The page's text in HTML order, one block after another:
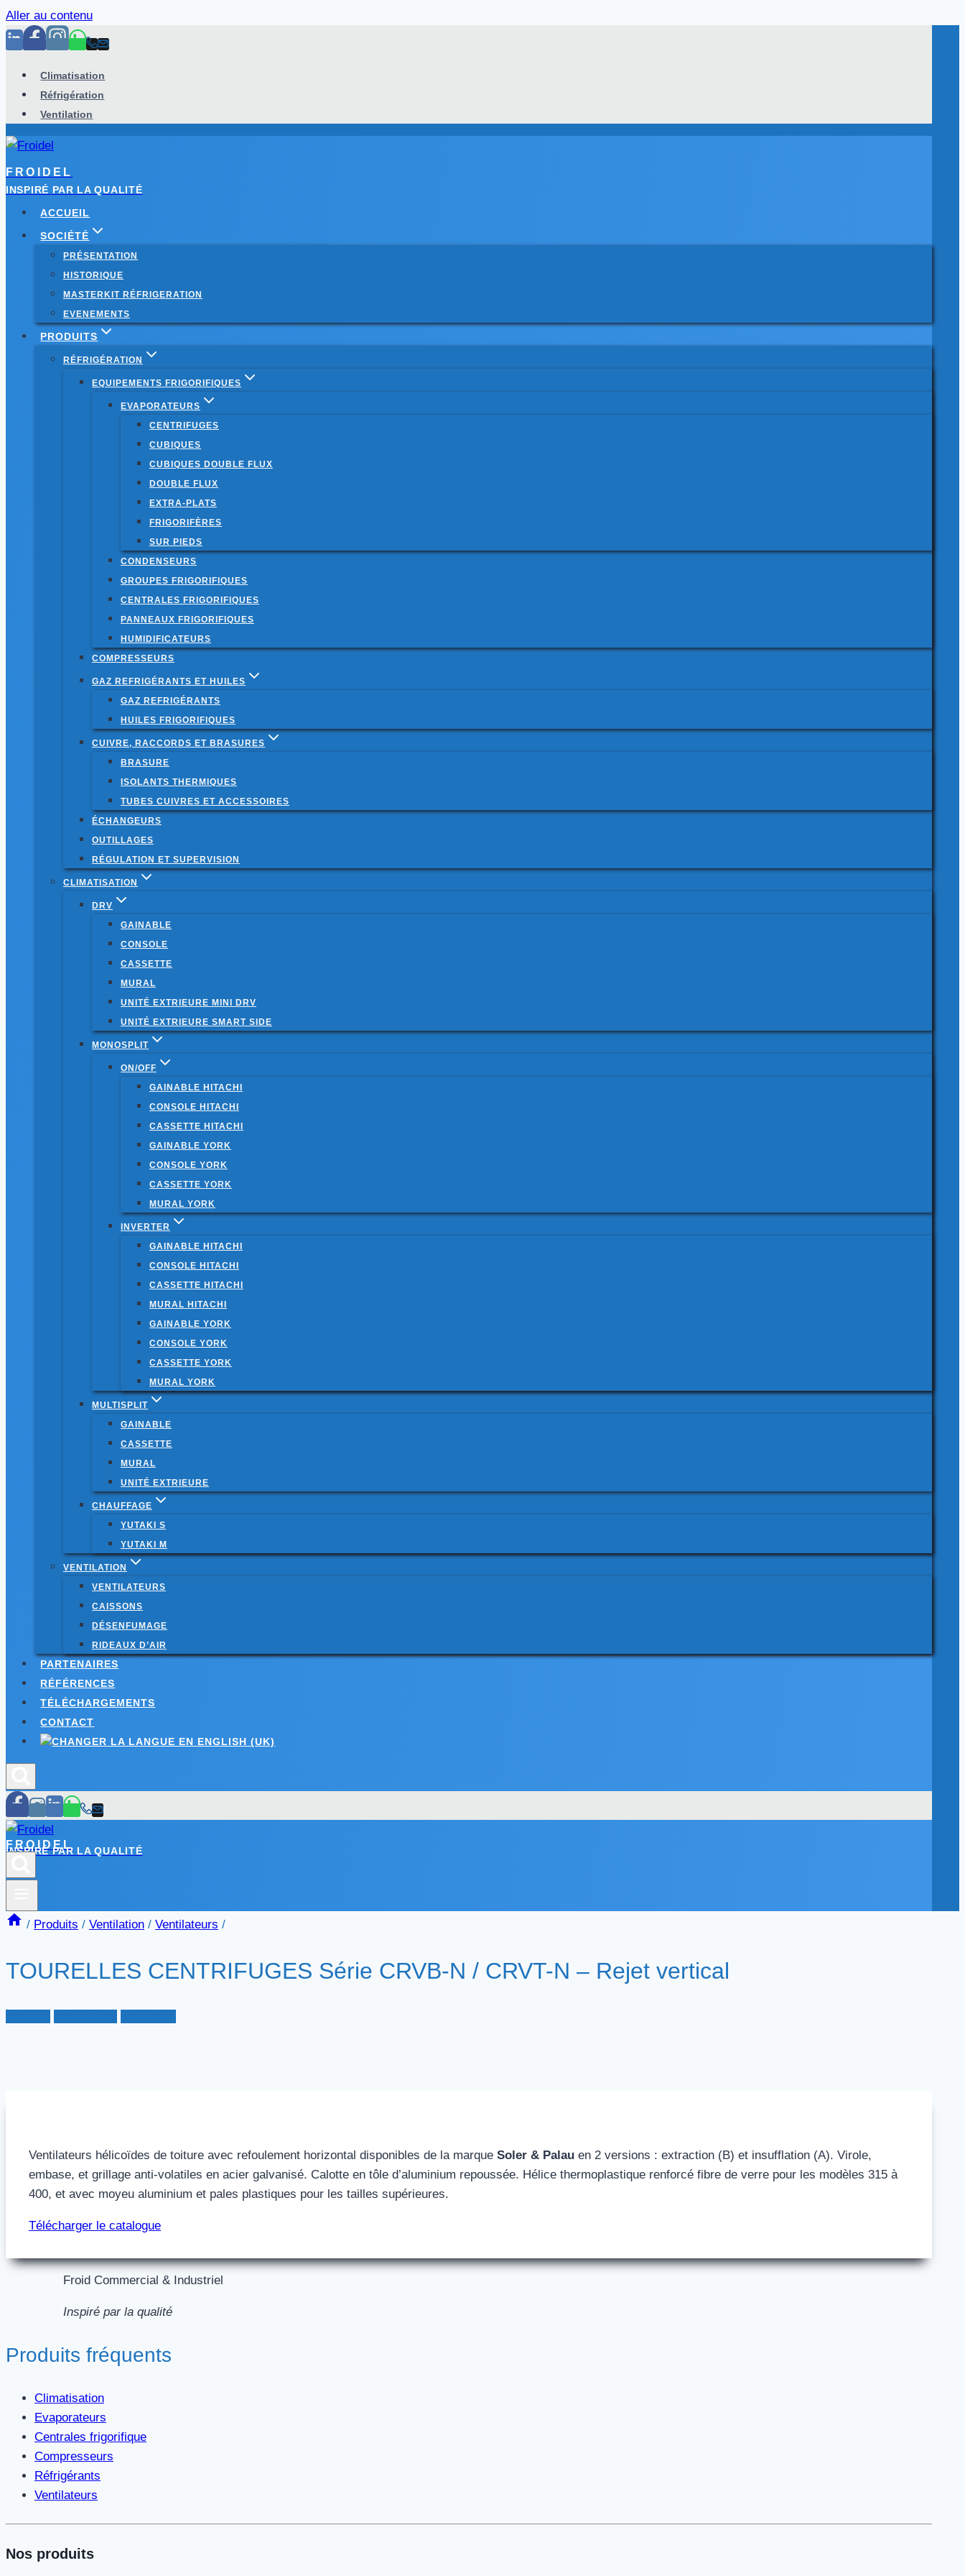
Aller au contenu
Climatisation
Réfrigération
Ventilation
FROIDEL
INSPIRÉ PAR LA QUALITÉ
ACCUEIL
SOCIÉTÉ
PRÉSENTATION
HISTORIQUE
MASTERKIT RÉFRIGERATION
EVENEMENTS
PRODUITS
RÉFRIGÉRATION
EQUIPEMENTS FRIGORIFIQUES
EVAPORATEURS
CENTRIFUGES
CUBIQUES
CUBIQUES DOUBLE FLUX
DOUBLE FLUX
EXTRA-PLATS
FRIGORIFÈRES
SUR PIEDS
CONDENSEURS
GROUPES FRIGORIFIQUES
CENTRALES FRIGORIFIQUES
PANNEAUX FRIGORIFIQUES
HUMIDIFICATEURS
COMPRESSEURS
GAZ REFRIGÉRANTS ET HUILES
GAZ REFRIGÉRANTS
HUILES FRIGORIFIQUES
CUIVRE, RACCORDS ET BRASURES
BRASURE
ISOLANTS THERMIQUES
TUBES CUIVRES ET ACCESSOIRES
ÉCHANGEURS
OUTILLAGES
RÉGULATION ET SUPERVISION
CLIMATISATION
DRV
GAINABLE
CONSOLE
CASSETTE
MURAL
UNITÉ EXTRIEURE MINI DRV
UNITÉ EXTRIEURE SMART SIDE
MONOSPLIT
ON/OFF
GAINABLE HITACHI
CONSOLE HITACHI
CASSETTE HITACHI
GAINABLE YORK
CONSOLE YORK
CASSETTE YORK
MURAL YORK
INVERTER
GAINABLE HITACHI
CONSOLE HITACHI
CASSETTE HITACHI
MURAL HITACHI
GAINABLE YORK
CONSOLE YORK
CASSETTE YORK
MURAL YORK
MULTISPLIT
GAINABLE
CASSETTE
MURAL
UNITÉ EXTRIEURE
CHAUFFAGE
YUTAKI S
YUTAKI M
VENTILATION
VENTILATEURS
CAISSONS
DÉSENFUMAGE
RIDEAUX D’AIR
PARTENAIRES
RÉFÉRENCES
TÉLÉCHARGEMENTS
CONTACT
FROIDEL
INSPIRÉ PAR LA QUALITÉ
/ Produits / Ventilation / Ventilateurs /
TOURELLES CENTRIFUGES Série CRVB-N / CRVT-N – Rejet vertical
Ventilateurs hélicoïdes de toiture avec refoulement horizontal disponibles de la marque Soler & Palau en 2 versions : extraction (B) et insufflation (A). Virole,
embase, et grillage anti-volatiles en acier galvanisé. Calotte en tôle d’aluminium repoussée. Hélice thermoplastique renforcé fibre de verre pour les modèles 315 à
400, et avec moyeu aluminium et pales plastiques pour les tailles supérieures.
Télécharger le catalogue
Froid Commercial & Industriel
Inspiré par la qualité
Produits fréquents
Climatisation
Evaporateurs
Centrales frigorifique
Compresseurs
Réfrigérants
Ventilateurs
Nos produits